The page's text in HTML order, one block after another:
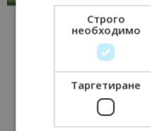
Строго
необходимо
Таргетиране